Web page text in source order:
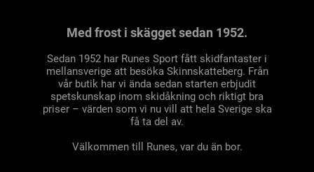
Med frost i skägget sedan 1952.
Sedan 1952 har Runes Sport fått skidfantaster i
mellansverige att besöka Skinnskatteberg. Från
vår butik har vi ända sedan starten erbjudit
spetskunskap inom skidåkning och riktigt bra
priser – värden som vi nu vill att hela Sverige ska
få ta del av.
Välkommen till Runes, var du än bor.